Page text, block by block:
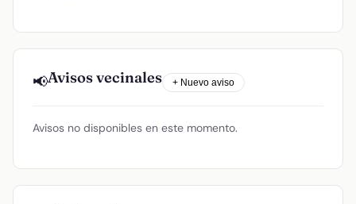
📢Avisos vecinales + Nuevo aviso
Avisos no disponibles en este momento.